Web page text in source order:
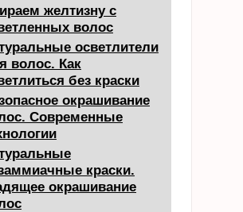
желтизну с
волос
осветлители
волос. Как
без краски
окрашивание
Современные
краски.
окрашивание